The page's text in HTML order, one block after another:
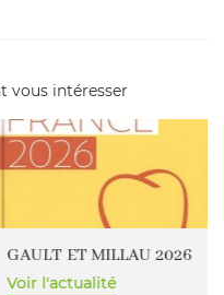
INSCRIPTION
vous intéresser
GAULT ET MILLAU 2026
Voir l'actualité